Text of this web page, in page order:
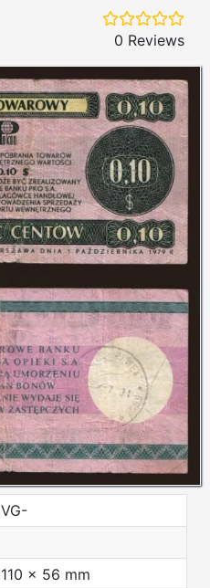
0 Reviews
VG-
110 x 56 mm